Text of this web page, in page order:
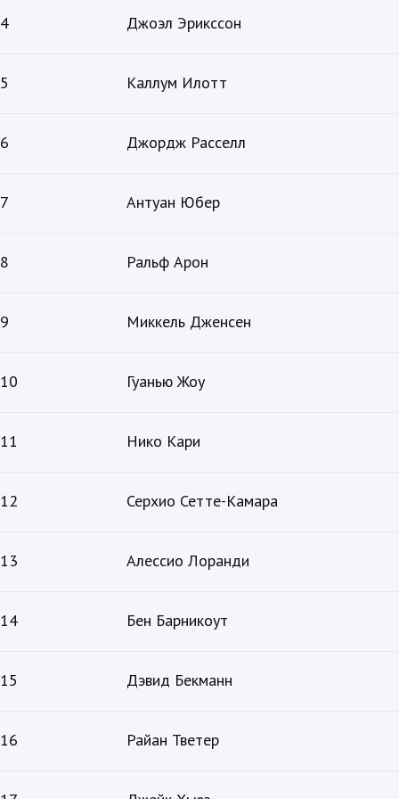
4 Джоэл Эрикссон
5 Каллум Илотт
6 Джордж Расселл
7 Антуан Юбер
8 Ральф Арон
9 Миккель Дженсен
10 Гуанью Жоу
11 Нико Кари
12 Серхио Сетте-Камара
13 Алессио Лоранди
14 Бен Барникоут
15 Дэвид Бекманн
16 Райан Тветер